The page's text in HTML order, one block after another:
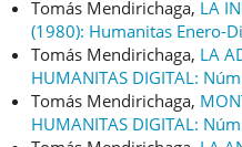
Tomás Mendirichaga, LA
(1980): Humanitas Enero-
Tomás Mendirichaga, LA
HUMANITAS DIGITAL:
Tomás Mendirichaga,
HUMANITAS DIGITAL: